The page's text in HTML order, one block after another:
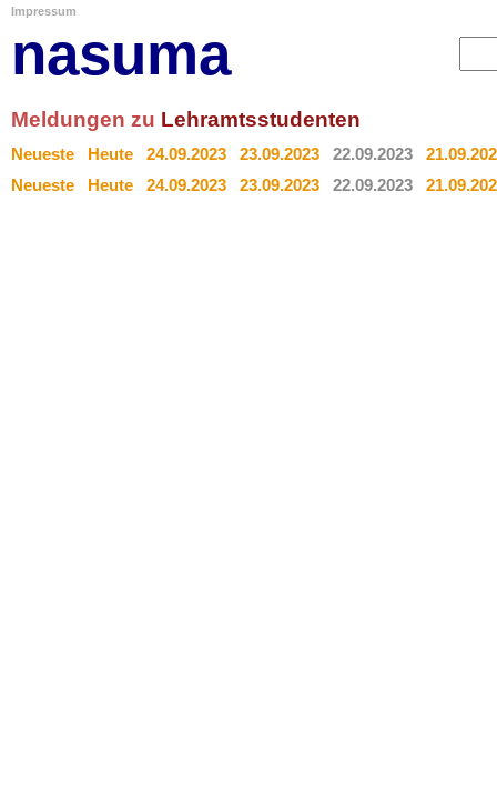
Impressum
nasuma
Meldungen zu Lehramtsstudenten
Neueste Heute 24.09.2023 23.09.2023 22.09.2023
Neueste
Heute 24.09.2023 23.09.2023 22.09.2023